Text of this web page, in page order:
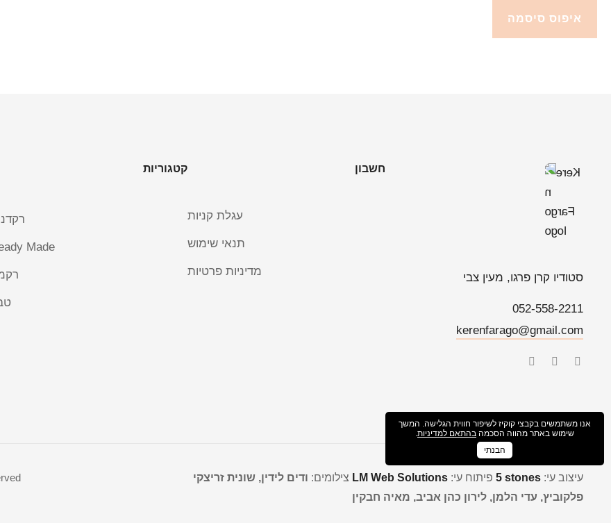
איפוס סיסמה
סטודיו קרן פרגו, מעין צבי
052-558-2211
kerenfarago@gmail.com
חשבון
עגלת קניות
תנאי שימוש
מדיניות פרטיות
קטגוריות
Made
עיצוב עי: 5 stones פיתוח עי: LM Web Solutions צילומים: ודים לידין, שונית זריצקי
פלקוביץ, עדי הלמן, לירון כהן אביב, מאיה חבקין
אנו משתמשים בקבצי קוקיז לשיפור חווית הגלישה. המשך
שימוש באתר מהווה הסכמה בהתאם למדיניות.
הבנתי